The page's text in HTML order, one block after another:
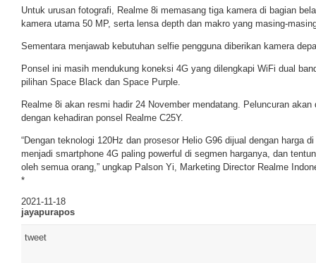
Untuk urusan fotografi, Realme 8i memasang tiga kamera di bagian
kamera utama 50 MP, serta lensa depth dan makro yang masing-
Sementara menjawab kebutuhan selfie pengguna diberikan kamera
Ponsel ini masih mendukung koneksi 4G yang dilengkapi WiFi dual
pilihan Space Black dan Space Purple.
Realme 8i akan resmi hadir 24 November mendatang. Peluncuran
dengan kehadiran ponsel Realme C25Y.
“Dengan teknologi 120Hz dan prosesor Helio G96 dijual dengan harga
menjadi smartphone 4G paling powerful di segmen harganya, dan
oleh semua orang,” ungkap Palson Yi, Marketing Director Realme
*
2021-11-18
jayapurapos
tweet